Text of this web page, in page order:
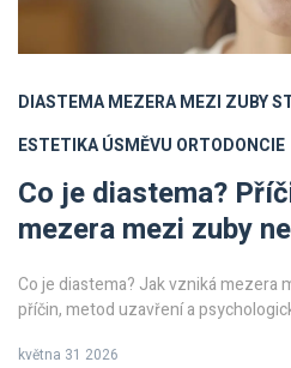
DIASTEMAMEZERA MEZI ZUBY
ESTETIKA ÚSMĚVU ORTODONCIE
Co je diastema?
mezera mezi zuby
Co je diastema? Jak vzniká mezera
příčin, metod uzavření a
května 31 2026